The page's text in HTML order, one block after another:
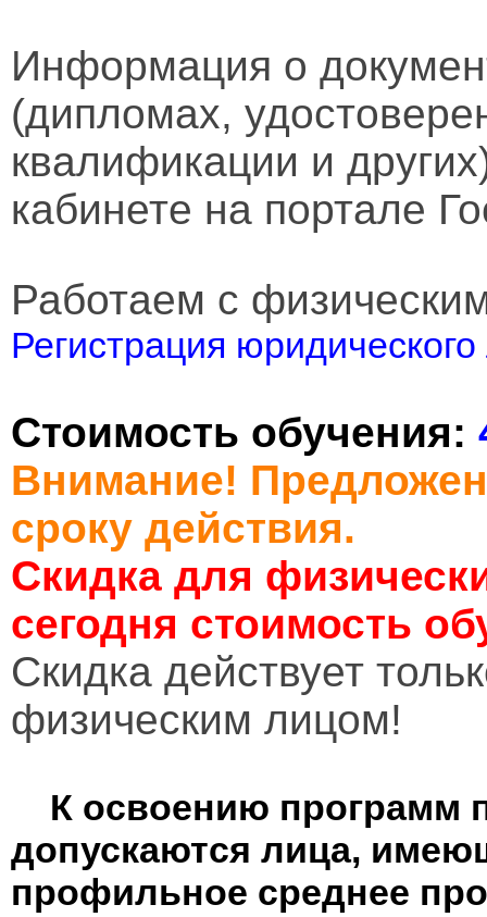
Информация о
(дипломах,
квалификации и
кабинете на портале
Работаем с
Регистрация
Стоимость обучения:
Внимание!
сроку действия.
Скидка для
сегодня стоимость
Cкидка действует
физическим лицом!
К освоению программ
допускаются лица,
профильное среднее